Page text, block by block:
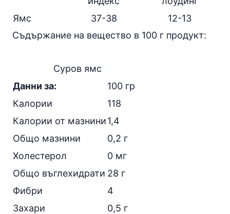
Ямс
37-38
12-13
Съдържание на вещество в 100 г продукт:
Суров ямс
Данни за:
100 гр
Калории
118
Калории от мазнини1,4
Общо мазнини
0,2 г
Холестерол
0 мг
Общо въглехидрати 28 г
Фибри
4
Захари
0,5 г